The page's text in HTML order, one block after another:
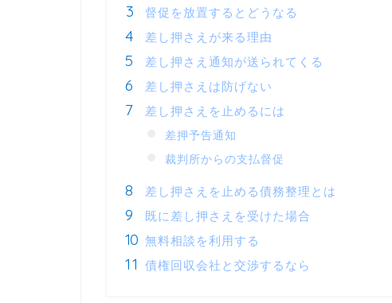
督促を放置するとどうなる
差し押さえが来る理由
差し押さえ通知が送られてくる
差し押さえは防げない
差し押さえを止めるには
差押予告通知
裁判所からの支払督促
差し押さえを止める債務整理とは
既に差し押さえを受けた場合
無料相談を利用する
債権回収会社と交渉するなら